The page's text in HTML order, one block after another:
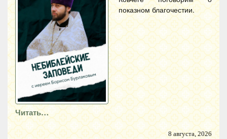
показном благочестии.
Читать…
8 августа, 2026